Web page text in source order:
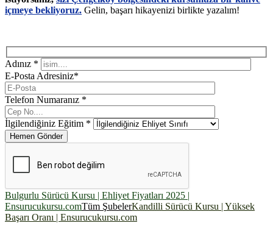
içmeye bekliyoruz. Gelin, başarı hikayenizi birlikte yazalım!
Adınız *
E-Posta Adresiniz*
Telefon Numaranız *
İlgilendiğiniz Eğitim *
Hemen Gönder
Bulgurlu Sürücü Kursu | Ehliyet Fiyatları 2025 |
Ensurucukursu.comTüm ŞubelerKandilli Sürücü Kursu | Yüksek
Başarı Oranı | Ensurucukursu.com